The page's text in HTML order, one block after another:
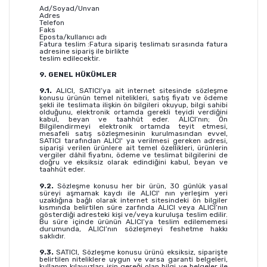
Ad/Soyad/Unvan
Adres
Telefon
Faks
Eposta/kullanıcı adı
Fatura teslim :Fatura sipariş teslimatı sırasında fatura
adresine sipariş ile birlikte
teslim edilecektir.
9. GENEL HÜKÜMLER
9.1. ALICI, SATICI’ya ait internet sitesinde sözleşme
konusu ürünün temel nitelikleri, satış fiyatı ve ödeme
şekli ile teslimata ilişkin ön bilgileri okuyup, bilgi sahibi
olduğunu, elektronik ortamda gerekli teyidi verdiğini
kabul, beyan ve taahhüt eder. ALICI’nın; Ön
Bilgilendirmeyi elektronik ortamda teyit etmesi,
mesafeli satış sözleşmesinin kurulmasından evvel,
SATICI tarafından ALICI' ya verilmesi gereken adresi,
siparişi verilen ürünlere ait temel özellikleri, ürünlerin
vergiler dâhil fiyatını, ödeme ve teslimat bilgilerini de
doğru ve eksiksiz olarak edindiğini kabul, beyan ve
taahhüt eder.
9.2. Sözleşme konusu her bir ürün, 30 günlük yasal
süreyi aşmamak kaydı ile ALICI' nın yerleşim yeri
uzaklığına bağlı olarak internet sitesindeki ön bilgiler
kısmında belirtilen süre zarfında ALICI veya ALICI’nın
gösterdiği adresteki kişi ve/veya kuruluşa teslim edilir.
Bu süre içinde ürünün ALICI’ya teslim edilememesi
durumunda, ALICI’nın sözleşmeyi feshetme hakkı
saklıdır.
9.3. SATICI, Sözleşme konusu ürünü eksiksiz, siparişte
belirtilen niteliklere uygun ve varsa garanti belgeleri,